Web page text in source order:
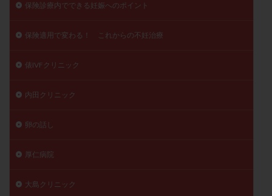
保険診療内でできる妊娠へのポイント
保険適用で変わる！ これからの不妊治療
俵IVFクリニック
内田クリニック
卵の話し
厚仁病院
大島クリニック